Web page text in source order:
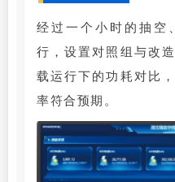
经过一个小时的抽空
行，设置对照组与改
载运行下的功耗对比
率符合预期。